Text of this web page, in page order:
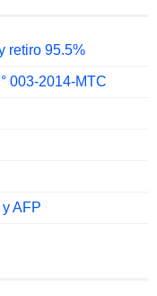
retiro 95.5%
003-2014-MTC
AFP